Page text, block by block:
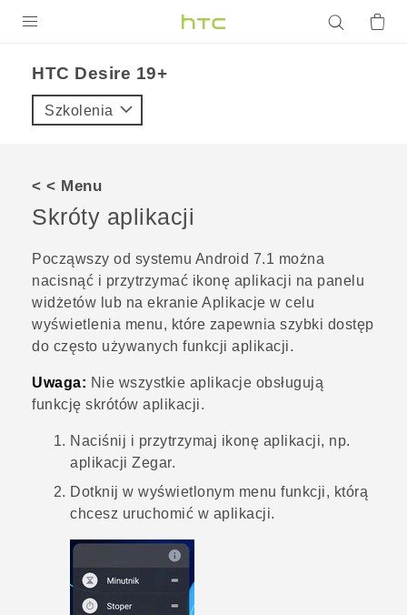
VIVE
POMOC TECHNICZNA
Urządzenia i akcesoria HTC
Zaloguj się
‎HTC Desire 19+‎‎
Szkolenia
< < Menu
Skróty aplikacji
Począwszy od systemu Android 7.1 można
nacisnąć i przytrzymać ikonę aplikacji na panelu
widżetów lub na ekranie Aplikacje w celu
wyświetlenia menu, które zapewnia szybki dostęp
do często używanych funkcji aplikacji.
Uwaga: Nie wszystkie aplikacje obsługują
funkcję skrótów aplikacji.
Naciśnij i przytrzymaj ikonę aplikacji, np.
aplikacji Zegar.
Dotknij w wyświetlonym menu funkcji, którą
chcesz uruchomić w aplikacji.